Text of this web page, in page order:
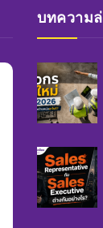
บทความ